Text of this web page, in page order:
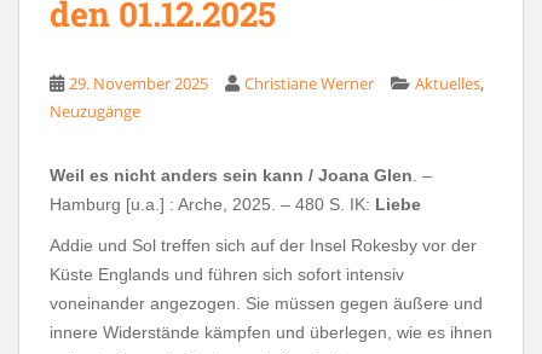
den 01.12.2025
29. November 2025 Christiane Werner Aktuelles,
Neuzugänge
Weil es nicht anders sein kann / Joana Glen . –
Hamburg [u.a.] : Arche, 2025. – 480 S. IK: Liebe
Addie und Sol treffen sich auf der Insel Rokesby vor der
Küste Englands und führen sich sofort intensiv
voneinander angezogen. Sie müssen gegen äußere und
innere Widerstände kämpfen und überlegen, wie es ihnen